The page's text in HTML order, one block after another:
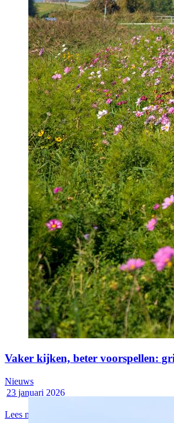
Vaker kijken, beter voorspellen:
23 januari 2026
Lees meer
Nieuws